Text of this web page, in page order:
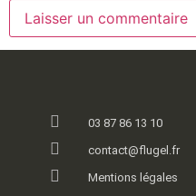
03 87 86 13 10
contact@flugel.fr
Mentions légales